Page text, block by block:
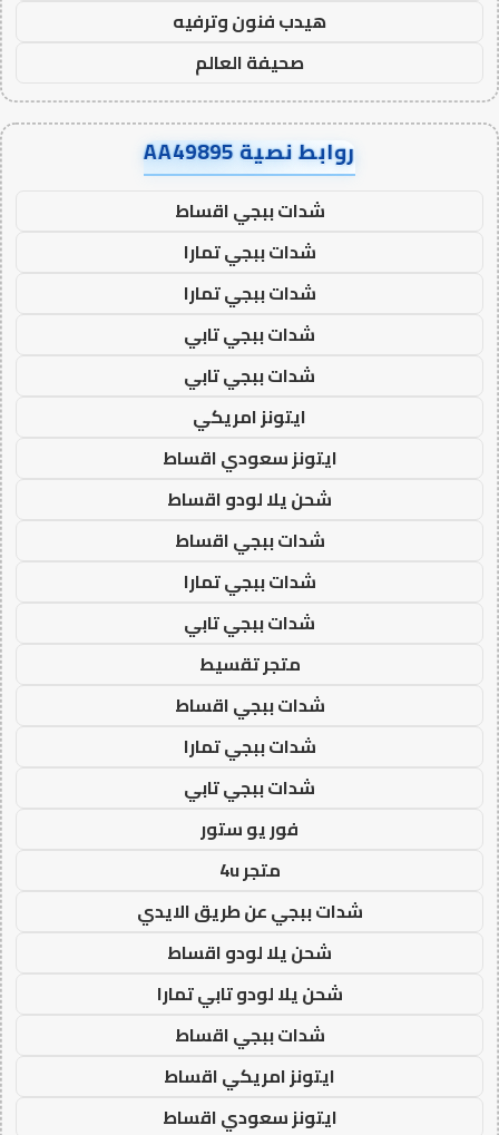
هيدب فنون وترفيه
صحيفة العالم
روابط نصية AA49895
شدات ببجي اقساط
شدات ببجي تمارا
شدات ببجي تمارا
شدات ببجي تابي
شدات ببجي تابي
ايتونز امريكي
ايتونز سعودي اقساط
شحن يلا لودو اقساط
شدات ببجي اقساط
شدات ببجي تمارا
شدات ببجي تابي
متجر تقسيط
شدات ببجي اقساط
شدات ببجي تمارا
شدات ببجي تابي
فور يو ستور
متجر 4u
شدات ببجي عن طريق الايدي
شحن يلا لودو اقساط
شحن يلا لودو تابي تمارا
شدات ببجي اقساط
ايتونز امريكي اقساط
ايتونز سعودي اقساط